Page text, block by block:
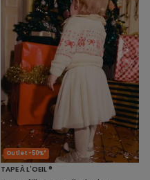
Outlet -50%*
TAPE À L'OEIL ®